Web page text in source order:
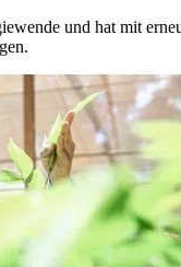
und hat mit